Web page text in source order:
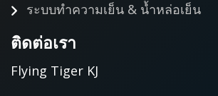
ระบบทำความเย็น & น้ำหล่อเย็น
ติดต่อเรา
Flying Tiger KJ